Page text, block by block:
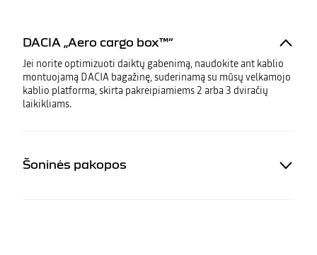
DACIA „Aero cargo box™“
Jei norite optimizuoti daiktų gabenimą, naudokite ant kablio
montuojamą DACIA bagažinę, suderinamą su mūsų velkamojo
kablio platforma, skirta pakreipiamiems 2 arba 3 dviračių
laikikliams.
Šoninės pakopos